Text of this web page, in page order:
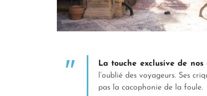
La touche exclusive de nos
l’oublié des voyageurs. Ses
pas la cacophonie de la foule.